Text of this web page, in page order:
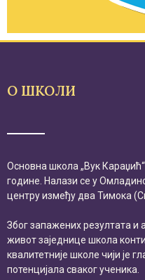
О ШКОЛИ
Основна школа „Вук
године. Налази се у
центру између два Тимока
Због запажених резултата
живот заједнице школа
квалитетније школе чији је
потенцијала сваког ученика.